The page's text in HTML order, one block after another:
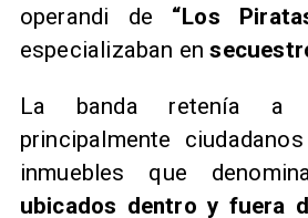
operandi de “Los
especializaban en
La banda retenía a
principalmente
inmuebles que
ubicados dentro y fuera